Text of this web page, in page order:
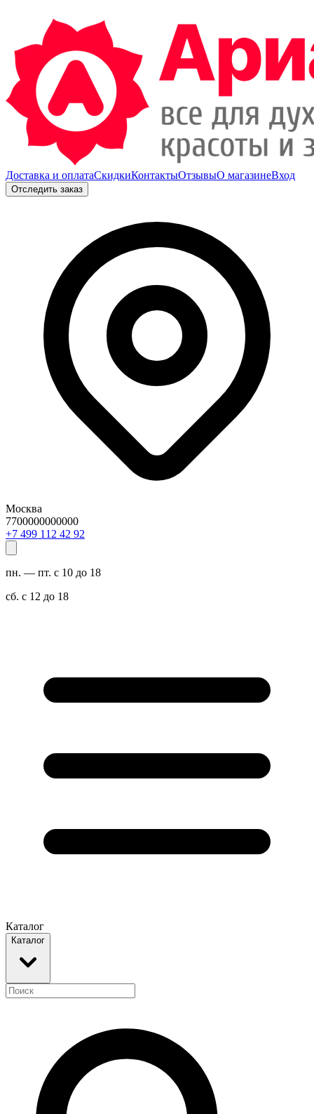
Доставка и оплатаСкидкиКонтактыОтзывыО магазинеВход
Отследить заказ
Москва
7700000000000
29 24 211 994 7+
пн. — пт. с 10 до 18
сб. с 12 до 18
Каталог
Каталог